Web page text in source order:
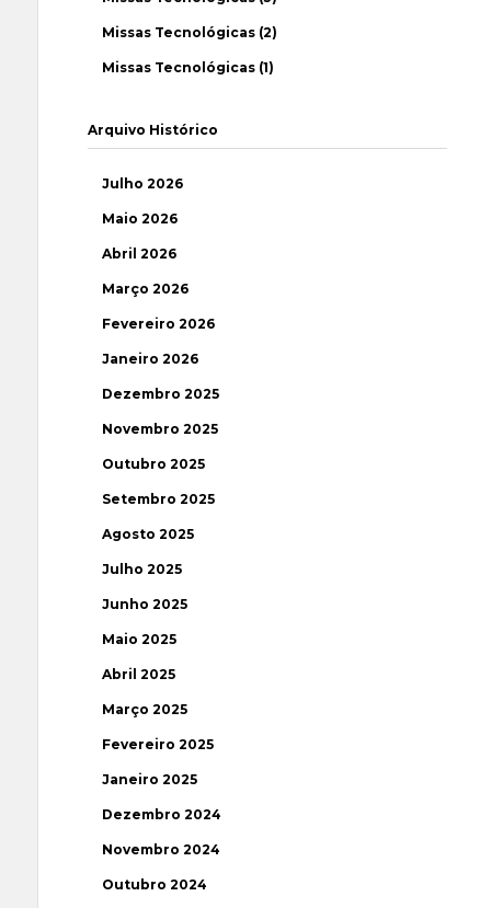
Missas Tecnológicas (2)
Missas Tecnológicas (1)
Arquivo Histórico
Julho 2026
Maio 2026
Abril 2026
Março 2026
Fevereiro 2026
Janeiro 2026
Dezembro 2025
Novembro 2025
Outubro 2025
Setembro 2025
Agosto 2025
Julho 2025
Junho 2025
Maio 2025
Abril 2025
Março 2025
Fevereiro 2025
Janeiro 2025
Dezembro 2024
Novembro 2024
Outubro 2024